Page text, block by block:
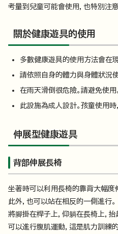
考量到兒童可能會使用，也特別注
關於健康遊具的使用
多數健康遊具的使用方法會在
請依照自身的體力與身體狀況
在雨天滑倒很危險。請避免使用
此設施為成人設計。孩童使用時
伸展型健康遊具
背部伸展長椅
坐著時可以利用長椅的靠背大幅度
此外，也可以站在相反的一側進行。
將腳掛在桿子上，仰躺在長椅上，抬
可以進行腹肌運動，這是肌力訓練